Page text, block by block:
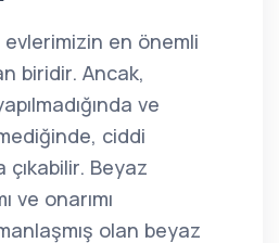
en önemli
biridir. Ancak,
ve
ciddi
Beyaz
ve onarımı
olan beyaz